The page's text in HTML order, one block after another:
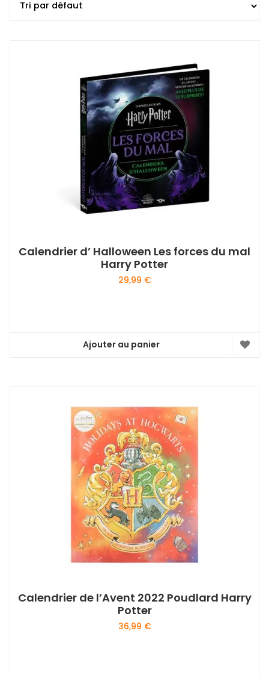
Calendrier d’ Halloween Les forces du mal
Harry Potter
29,99 €
Ajouter au panier
Calendrier de l’Avent 2022 Poudlard Harry
Potter
36,99 €